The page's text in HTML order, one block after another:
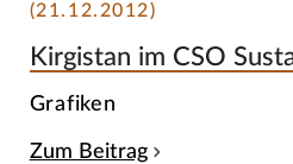
(21.12.2012)
Kirgistan im CSO
Grafiken
Zum Beitrag